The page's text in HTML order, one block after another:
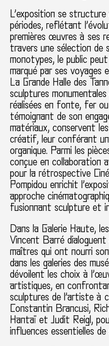
L’exposition se
périodes, reflétant
premières œuvres à ses
travers une sélection de
monotypes, le public
marqué par ses voyages
La Grande Halle des
sculptures
réalisées en fonte, fer
témoignant de son
matériaux, conservent
créatif, leur conférant
organique. Parmi les
conçue en collaboration
pour la rétrospective
Pompidou enrichit
approche
fusionnant sculpture et
Dans la Galerie Haute,
Vincent Barré dialoguent
maîtres qui ont nourri
dans les galeries des
dévoilent les choix à
artistiques, en
sculptures de l’artiste à
Constantin Brancusi,
Hantaï et Judit Reigl,
influences essentielles